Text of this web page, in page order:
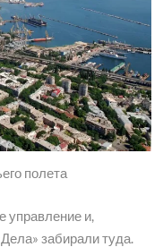
полета
управление и,
забирали туда.